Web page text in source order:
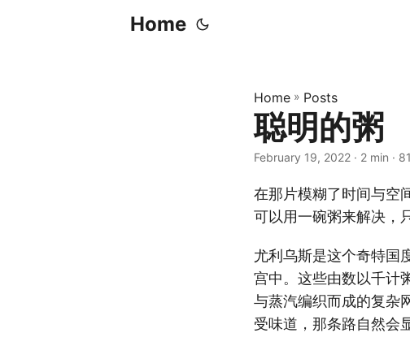
Home
Home » Posts
聪明的粥
February 19, 2022 · 2 min ·
在那片模糊了时间与空
可以用一碗粥来解决，
尤利乌斯是这个奇特国
宫中。这些由数以千计
与蒸汽编织而成的复杂
受味道，那条路自然会